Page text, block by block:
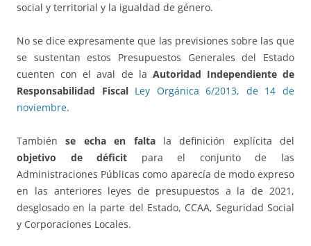
social y territorial y la igualdad de género.
No se dice expresamente que las previsiones sobre las que
se sustentan estos Presupuestos Generales del Estado
cuenten con el aval de la Autoridad Independiente de
Responsabilidad Fiscal Ley Orgánica 6/2013, de 14 de
noviembre.
Tambiénse echa en faltala definición explícita del
objetivo de déficit para el conjunto de las
Administraciones Públicas como aparecía de modo expreso
en las anteriores leyes de presupuestos a la de 2021,
desglosado en la parte del Estado, CCAA, Seguridad Social
y Corporaciones Locales.